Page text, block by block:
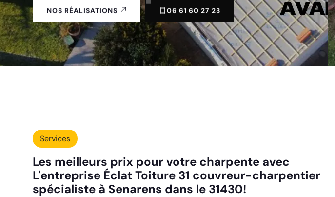
NOS RÉALISATIONS 06 61 60 27 23
Services
Les meilleurs prix pour votre charpente avec
L'entreprise Éclat Toiture 31 couvreur-charpentier
spécialiste à Senarens dans le 31430!